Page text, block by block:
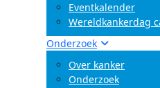
Eventkalender
Wereldkankerdag
Onderzoek
Over kanker
Onderzoek